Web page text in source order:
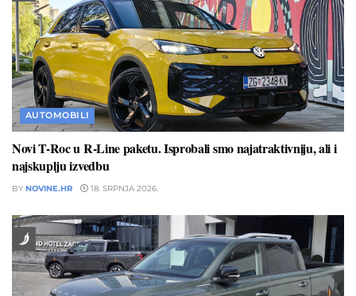
AUTOMOBILI
Novi T-Roc u R-Line paketu. Isprobali smo najatraktivniju, ali i
najskuplju izvedbu
BY NOVINE.HR 18. SRPNJA 2026.